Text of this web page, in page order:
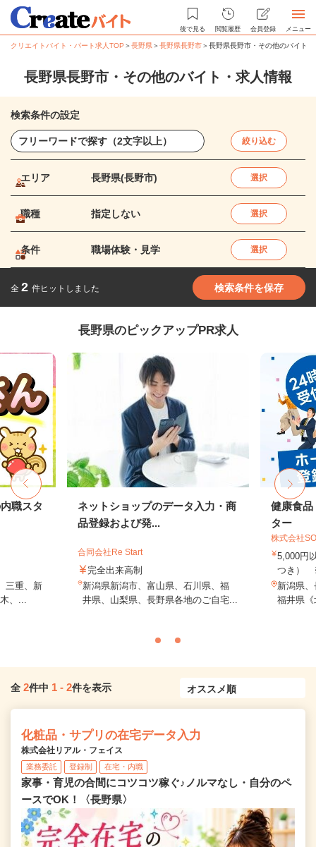
後で見る 閲覧履歴 会員登録 メニュー
クリエイトバイト・パート求人TOP ＞長野県＞長野県長野市＞長野県長野市・その他のバイト
長野県長野市・その他のバイト・求人情報
検索条件の設定
絞り込む
エリア 長野県(長野市) 選択
職種 指定しない 選択
条件 職場体験・見学 選択
全 2 件ヒットしました 検索条件を保存
長野県のピックアップPR求人
職スタ
三重、新
、...
ネットショップのデータ入力・商
品登録および発...
合同会社Re Start
完全出来高制
新潟県新潟市、富山県、石川県、福
井県、山梨県、長野県各地のご自宅...
健康食品
ター
株式会社
5,000円
つき）
新潟県
福井県
全 2件中 1 - 2件を表示
化粧品・サプリの在宅データ入力
株式会社リアル・フェイス
業務委託 登録制 在宅・内職
家事・育児の合間にコツコツ稼ぐ♪ノルマなし・自分のペ
ースでOK！〈長野県〉